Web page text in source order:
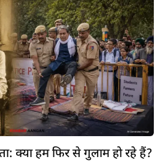
क्या हम फिर से गुलाम हो रहे हैं?